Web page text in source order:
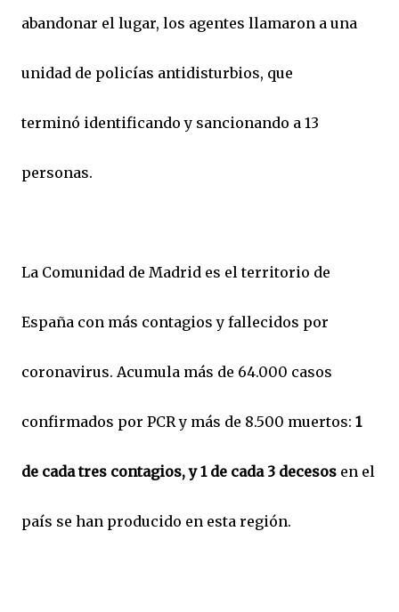
abandonar el lugar, los agentes llamaron a una
unidad de policías antidisturbios, que
terminó identificando y sancionando a 13
personas.
La Comunidad de Madrid es el territorio de
España con más contagios y fallecidos por
coronavirus. Acumula más de 64.000 casos
confirmados por PCR y más de 8.500 muertos: 1
de cada tres contagios, y 1 de cada 3 decesos en el
país se han producido en esta región.